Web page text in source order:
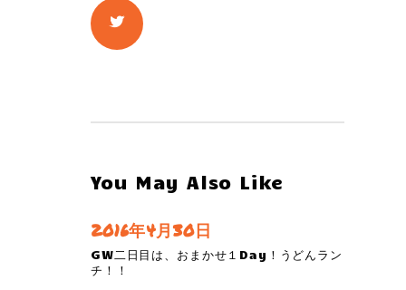
You May Also Like
2016年4月30日
GW二日目は、おまかせ１Day！うどんラン
チ！！